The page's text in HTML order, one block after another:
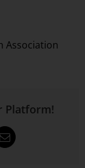
Association
Platform!
Email